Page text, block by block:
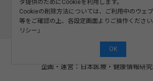
記事の二次利用について
プライバシーポリ
運営会社
©2008-2026 SOSHINSHA All Rights
企画・運営：日本医療・健康情報研
タ提供のためにCookieを利用します。
Cookieの削除方法については、ご利用中のウェ
等をご確認の上、各設定画面よりご操作くださ
リシー 」
OK